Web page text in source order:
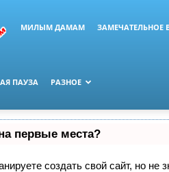
МИЛЫМ ДАМАМ ЗАМЕЧАТЕЛЬНОЕ
ПАУЗА РАЗНОЕ
первые места?
создать свой сайт, но не